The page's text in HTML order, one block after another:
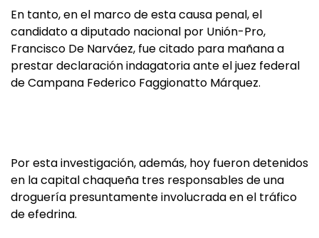
En tanto, en el marco de esta causa penal, el
candidato a diputado nacional por Unión-Pro,
Francisco De Narváez, fue citado para mañana a
prestar declaración indagatoria ante el juez federal
de Campana Federico Faggionatto Márquez.
Por esta investigación, además, hoy fueron detenidos
en la capital chaqueña tres responsables de una
droguería presuntamente involucrada en el tráfico
de efedrina.